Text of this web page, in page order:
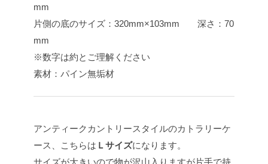
mm
片側の底のサイズ：320mm×103mm 深さ：70
mm
※数字は約とご理解ください
素材：パイン無垢材
アンティークカントリースタイルのカトラリーケ
ース、こちらは Ｌサイズになります。
サイズが大きいので物が沢山入りますが片手で持